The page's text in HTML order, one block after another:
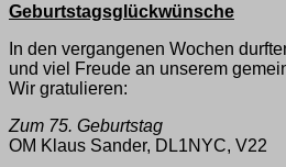
Geburtstagsglückwünsche
In den vergangenen Wochen
und viel Freude an unserem
Wir gratulieren:
Zum 75. Geburtstag
OM Klaus Sander, DL1NYC, V22